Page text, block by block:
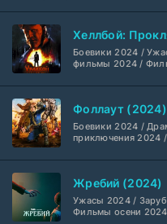
Анна медиум
1-5 сезон
Преступление с
1 сезон
Хеллбой:
Боевики 2024 /
фильмы 2024 /
2024 /
высоким
Крутые фильмы /
Фоллаут (2024)
Боевики 2024 /
приключения 2024
смотреть /
Жребий (2024)
Ужасы 2024 /
Фильмы осени